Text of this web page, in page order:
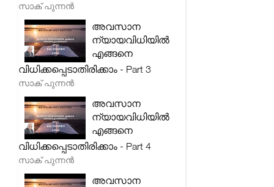
സാക് പുന്നൻ
അവസാന
ന്യായവിധിയിൽ
എങ്ങനെ
വിധിക്കപ്പെടാതിരിക്കാം - Part 3
സാക് പുന്നൻ
അവസാന
ന്യായവിധിയിൽ
എങ്ങനെ
വിധിക്കപ്പെടാതിരിക്കാം - Part 4
സാക് പുന്നൻ
അവസാന